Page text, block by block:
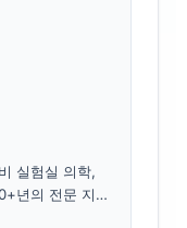
실험실 의학,
년의 전문 지식
전 회장으로,